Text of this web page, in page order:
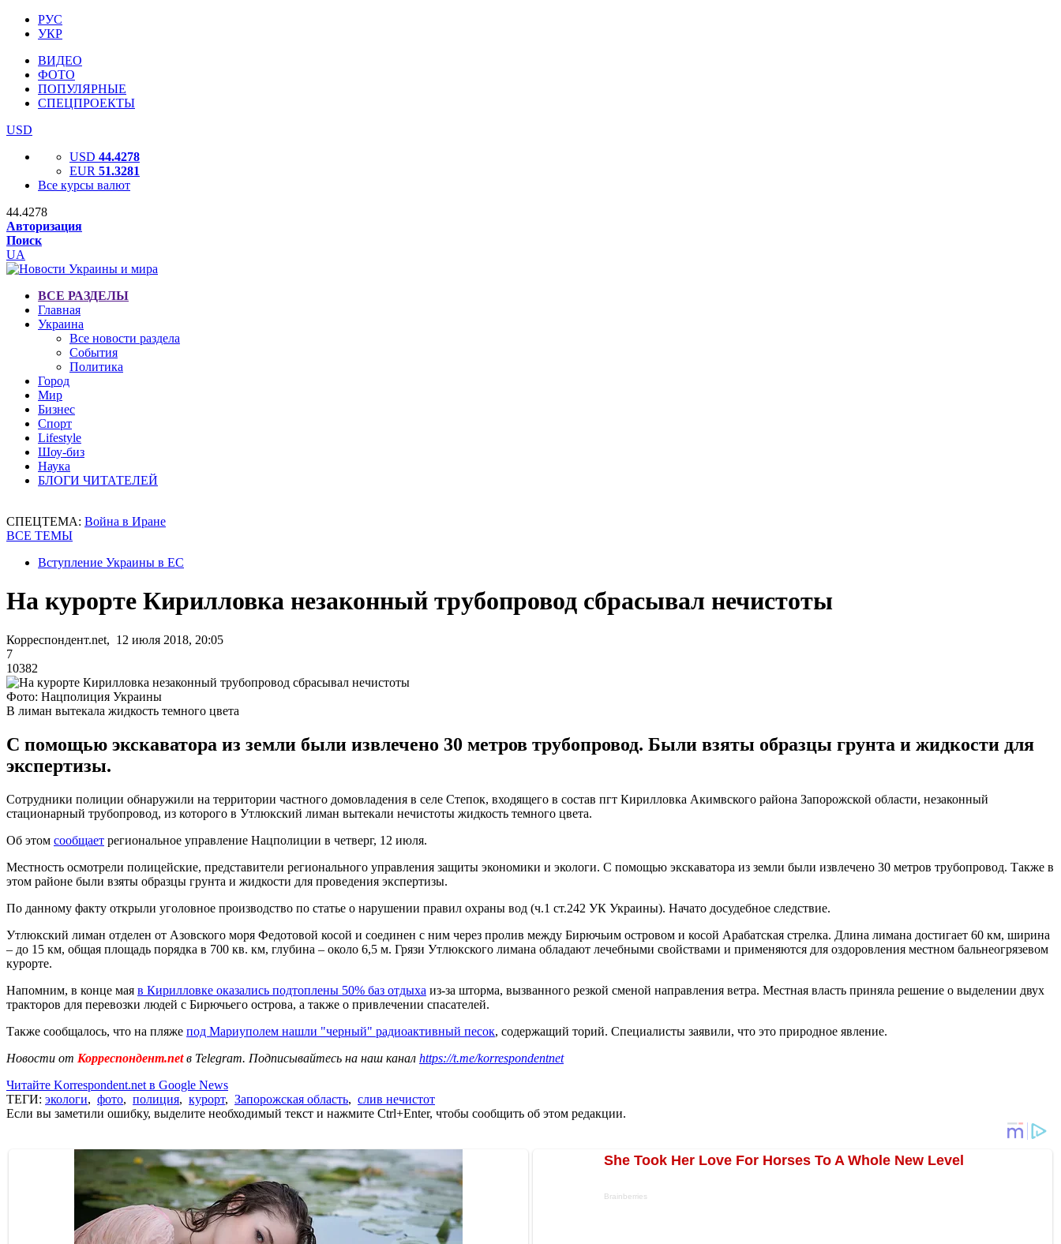
РУС
УКР
ВИДЕО
ФОТО
ПОПУЛЯРНЫЕ
СПЕЦПРОЕКТЫ
USD
USD 44.4278
EUR 51.3281
Все курсы валют
44.4278
Авторизация
Поиск
UA
ВСЕ РАЗДЕЛЫ
Главная
Украина
Все новости раздела
События
Политика
Город
Мир
Бизнес
Спорт
Lifestyle
Шоу-биз
Наука
БЛОГИ ЧИТАТЕЛЕЙ
СПЕЦТЕМА: Война в Иране
ВСЕ ТЕМЫ
Вступление Украины в ЕС
На курорте Кирилловка незаконный трубопровод сбрасывал нечистоты
Корреспондент.net, 12 июля 2018, 20:05
7
10382
Фото: Нацполиция Украины
В лиман вытекала жидкость темного цвета
С помощью экскаватора из земли были извлечено 30 метров трубопровод. Были взяты образцы грунта и жидкости для
экспертизы.
Сотрудники полиции обнаружили на территории частного домовладения в селе Степок, входящего в состав пгт Кирилловка Акимвского района Запорожской области, незаконный
стационарный трубопровод, из которого в Утлюкский лиман вытекали нечистоты жидкость темного цвета.
Об этом сообщает региональное управление Нацполиции в четверг, 12 июля.
Местность осмотрели полицейские, представители регионального управления защиты экономики и экологи. С помощью экскаватора из земли были извлечено 30 метров трубопровод. Также в
этом районе были взяты образцы грунта и жидкости для проведения экспертизы.
По данному факту открыли уголовное производство по статье о нарушении правил охраны вод (ч.1 ст.242 УК Украины). Начато досудебное следствие.
Утлюкский лиман отделен от Азовского моря Федотовой косой и соединен с ним через пролив между Бирючьим островом и косой Арабатская стрелка. Длина лимана достигает 60 км, ширина
– до 15 км, общая площадь порядка в 700 кв. км, глубина – около 6,5 м. Грязи Утлюкского лимана обладают лечебными свойствами и применяются для оздоровления местном бальнеогрязевом
курорте.
Напомним, в конце мая в Кирилловке оказались подтоплены 50% баз отдыха из-за шторма, вызванного резкой сменой направления ветра. Местная власть приняла решение о выделении двух
тракторов для перевозки людей с Бирючьего острова, а также о привлечении спасателей.
Также сообщалось, что на пляже под Мариуполем нашли "черный" радиоактивный песок, содержащий торий. Специалисты заявили, что это природное явление.
Новости от Корреспондент.netв Telegram. Подписывайтесь на наш канал https://t.me/korrespondentnet
Читайте Korrespondent.net в Google News
ТЕГИ: экологи, фото, полиция, курорт, Запорожская область, слив нечистот
Если вы заметили ошибку, выделите необходимый текст и нажмите Ctrl+Enter, чтобы сообщить об этом редакции.